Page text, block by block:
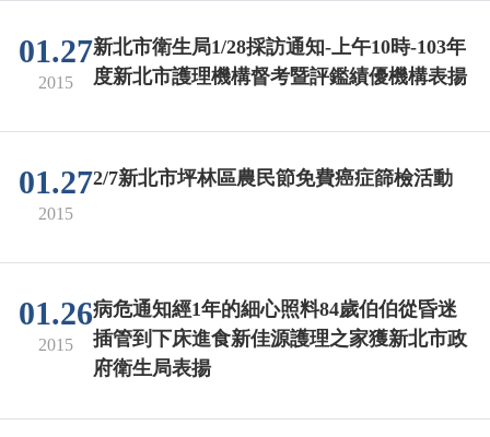
01.27
2015
新北市衛生局1/28採訪通知-上午10時-103年
度新北市護理機構督考暨評鑑績優機構表揚
01.27
2015
2/7新北市坪林區農民節免費癌症篩檢活動
01.26
2015
病危通知經1年的細心照料84歲伯伯從昏迷
插管到下床進食新佳源護理之家獲新北市政
府衛生局表揚